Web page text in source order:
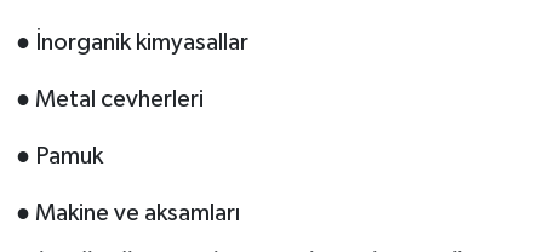
● İnorganik kimyasallar
● Metal cevherleri
● Pamuk
● Makine ve aksamları